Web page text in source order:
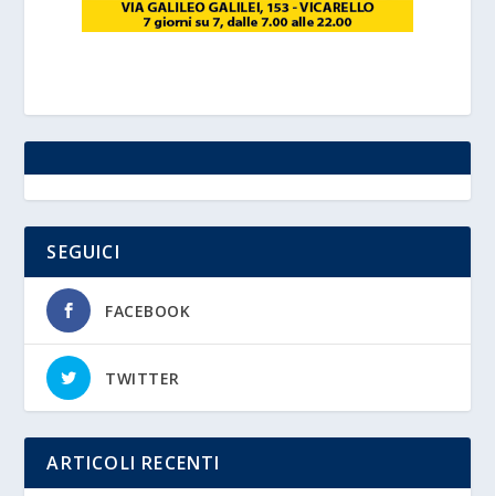
SEGUICI
FACEBOOK
TWITTER
ARTICOLI RECENTI